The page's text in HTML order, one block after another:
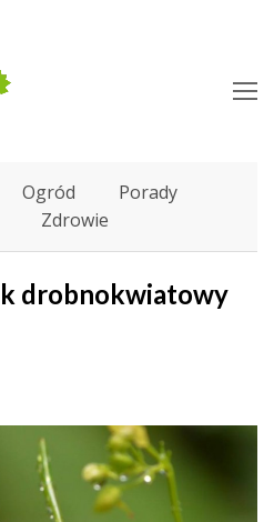
Ogród
Porady
Zdrowie
drobnokwiatowy